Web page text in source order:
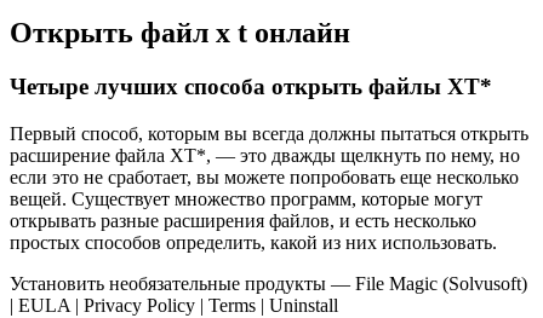
Открыть файл x t онлайн
Четыре лучших способа открыть файлы XT*
Первый способ, которым вы всегда должны пытаться открыть
расширение файла XT*, — это дважды щелкнуть по нему, но
если это не сработает, вы можете попробовать еще несколько
вещей. Существует множество программ, которые могут
открывать разные расширения файлов, и есть несколько
простых способов определить, какой из них использовать.
Установить необязательные продукты — File Magic (Solvusoft)
| EULA | Privacy Policy | Terms | Uninstall